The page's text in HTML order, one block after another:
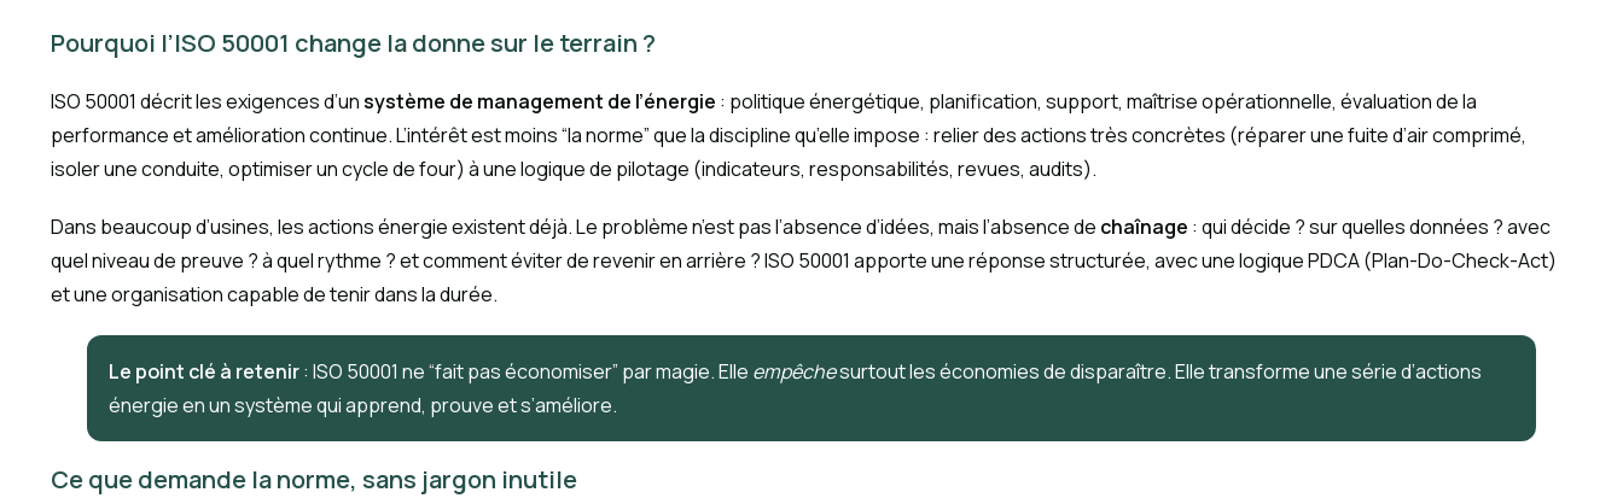
Pourquoi l’ISO 50001 change la donne sur le terrain ?
ISO 50001 décrit les exigences d’unsystème de management de l’énergie : politique énergétique, planification, support, maîtrise opérationnelle, évaluation de la
performance et amélioration continue. L’intérêt est moins “la norme” que la discipline qu’elle impose : relier des actions très concrètes (réparer une fuite d’air comprimé,
isoler une conduite, optimiser un cycle de four) à une logique de pilotage (indicateurs, responsabilités, revues, audits).
Dans beaucoup d’usines, les actions énergie existent déjà. Le problème n’est pas l’absence d’idées, mais l’absence de chaînage : qui décide ? sur quelles données ? avec
quel niveau de preuve ? à quel rythme ? et comment éviter de revenir en arrière ? ISO 50001 apporte une réponse structurée, avec une logique PDCA (Plan-Do-Check-Act)
et une organisation capable de tenir dans la durée.
Le point clé à retenir: ISO 50001 ne “fait pas économiser” par magie. Elle empêchesurtout les économies de disparaître. Elle transforme une série d’actions
énergie en un système qui apprend, prouve et s’améliore.
Ce que demande la norme, sans jargon inutile